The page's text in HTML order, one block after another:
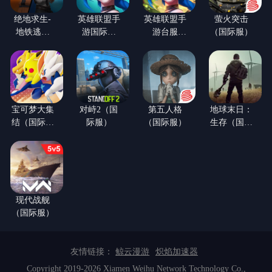
绝地求生-
地铁逃生
联动】(国
际服)
英雄联盟手
游国际服
游）
英雄联盟手
游台服
游）
萤火突击
（国际服）
宝可梦大集
结（国际体
对峙2（国
际服）
第五人格
（国际服）
地球末日：
生存（国际
现代战舰
（国际服）
友情链接： 鲸云漫游
炽焰加速器
Copyright 2019-2026 Xiamen Weihu Network Technology Co.,